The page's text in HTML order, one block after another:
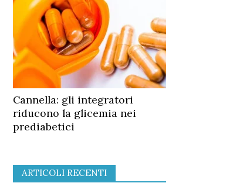
Cannella: gli integratori
riducono la glicemia nei
prediabetici
ARTICOLI RECENTI